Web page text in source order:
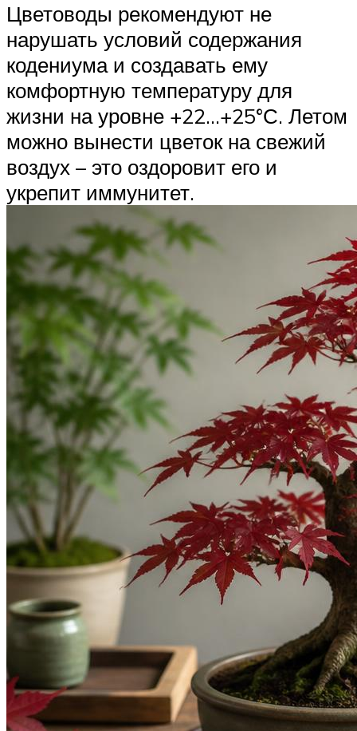
Цветоводы рекомендуют не
нарушать условий содержания
кодениума и создавать ему
комфортную температуру для
жизни на уровне +22…+25°С. Летом
можно вынести цветок на свежий
воздух – это оздоровит его и
укрепит иммунитет.